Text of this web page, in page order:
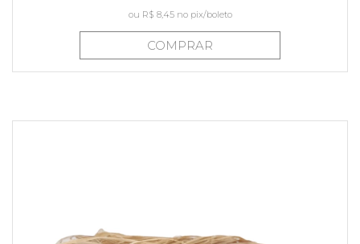
ou R$ 8,45no pix/boleto
COMPRAR